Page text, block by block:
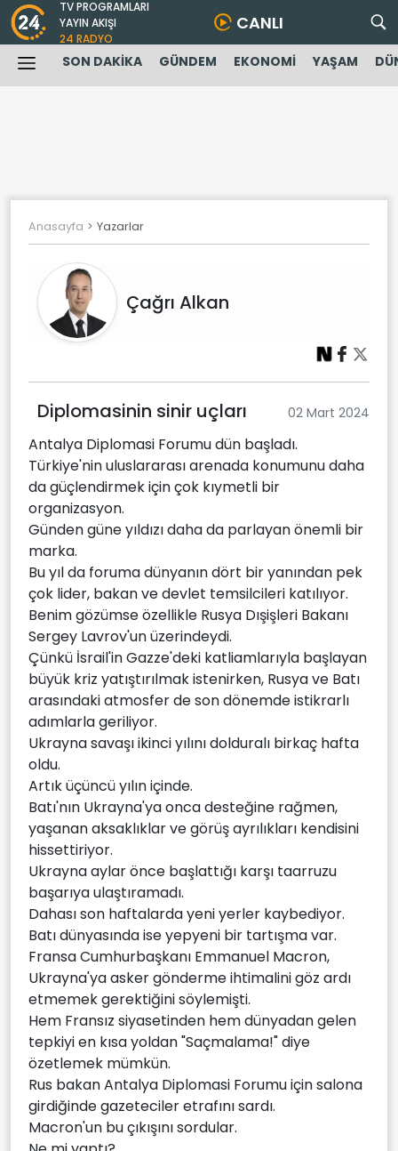
TV PROGRAMLARI
YAYIN AKIŞI
24 RADYO
CANLI
SON DAKİKA GÜNDEM EKONOMİ YAŞAM
Anasayfa Yazarlar
Çağrı Alkan
Diplomasinin sinir uçları 02 Mart 2024
Antalya Diplomasi Forumu dün başladı.
Türkiye'nin uluslararası arenada konumunu daha
da güçlendirmek için çok kıymetli bir
organizasyon.
Günden güne yıldızı daha da parlayan önemli bir
marka.
Bu yıl da foruma dünyanın dört bir yanından pek
çok lider, bakan ve devlet temsilcileri katılıyor.
Benim gözümse özellikle Rusya Dışişleri Bakanı
Sergey Lavrov'un üzerindeydi.
Çünkü İsrail'in Gazze'deki katliamlarıyla başlayan
büyük kriz yatıştırılmak istenirken, Rusya ve Batı
arasındaki atmosfer de son dönemde istikrarlı
adımlarla geriliyor.
Ukrayna savaşı ikinci yılını dolduralı birkaç hafta
oldu.
Artık üçüncü yılın içinde.
Batı'nın Ukrayna'ya onca desteğine rağmen,
yaşanan aksaklıklar ve görüş ayrılıkları kendisini
hissettiriyor.
Ukrayna aylar önce başlattığı karşı taarruzu
başarıya ulaştıramadı.
Dahası son haftalarda yeni yerler kaybediyor.
Batı dünyasında ise yepyeni bir tartışma var.
Fransa Cumhurbaşkanı Emmanuel Macron,
Ukrayna'ya asker gönderme ihtimalini göz ardı
etmemek gerektiğini söylemişti.
Hem Fransız siyasetinden hem dünyadan gelen
tepkiyi en kısa yoldan "Saçmalama!" diye
özetlemek mümkün.
Rus bakan Antalya Diplomasi Forumu için salona
girdiğinde gazeteciler etrafını sardı.
Macron'un bu çıkışını sordular.